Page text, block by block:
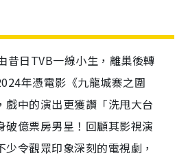
昔日TVB一線小生，離巢後轉
年憑電影《九龍城寨之圍
戲中的演出更獲讚「洗甩大台
破億票房男星！回顧其影視演
令觀眾印象深刻的電視劇，